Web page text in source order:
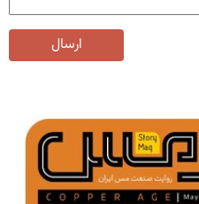
ارسال